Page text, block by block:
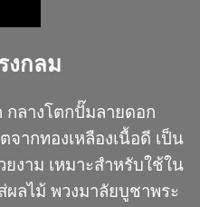
งกลม
ลางโตกปั๊มลายดอก
ากทองเหลืองเนื้อดี เป็น
งาม เหมาะสำหรับใช้ใน
ลไม้ พวงมาลัยบูชาพระ